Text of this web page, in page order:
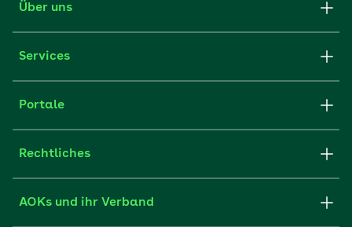
Über uns
Services
Portale
Rechtliches
AOKs und ihr Verband